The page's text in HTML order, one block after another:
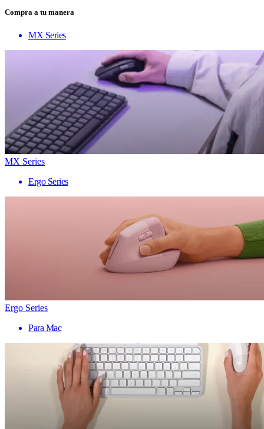
Compra a tu manera
MX Series
MX Series
Ergo Series
Ergo Series
Para Mac